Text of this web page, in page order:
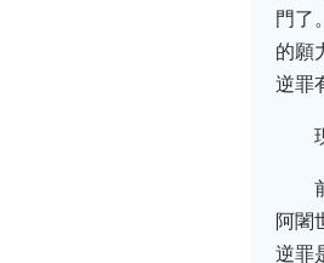
門了
的願
逆罪
阿闍
逆罪